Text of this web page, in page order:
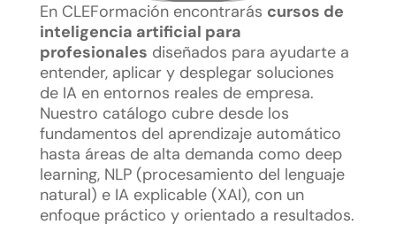
En CLEFormación encontrarás cursos de
inteligencia artificial para
profesionales diseñados para ayudarte a
entender, aplicar y desplegar soluciones
de IA en entornos reales de empresa.
Nuestro catálogo cubre desde los
fundamentos del aprendizaje automático
hasta áreas de alta demanda como deep
learning, NLP (procesamiento del lenguaje
natural) e IA explicable (XAI), con un
enfoque práctico y orientado a resultados.